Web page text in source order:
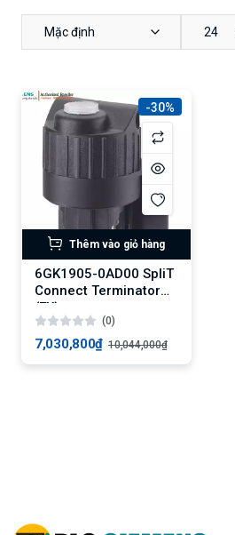
Mặc định 24
-30%
Thêm vào giỏ hàng
6GK1905-0AD00 SpliT
Connect Terminator
(EX)
(0)
7,030,800₫ 10,044,000₫